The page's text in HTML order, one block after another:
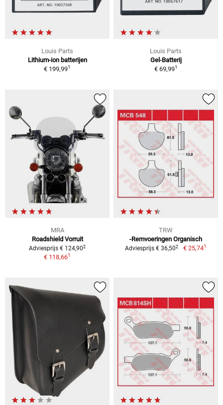
Louis Parts
Lithium-ion batterijen
€ 199,991
Louis Parts
Gel-Batterij
€ 69,991
MRA
Roadshield Vorruit
Adviesprijs € 124,902
€ 118,661
TRW
-Remvoeringen Organisch
Adviesprijs € 36,502 € 25,741